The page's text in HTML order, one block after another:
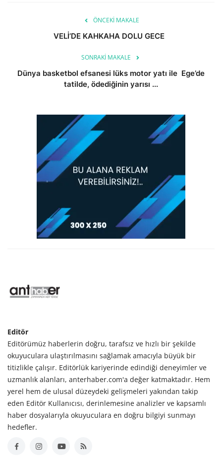
ÖNCEKI MAKALE
VELİ’DE KAHKAHA DOLU GECE
SONRAKI MAKALE
Dünya basketbol efsanesi lüks motor yatı ile Ege’de
tatilde, ödediğinin yarısı ...
Editör
Editörümüz haberlerin doğru, tarafsız ve hızlı bir şekilde
okuyuculara ulaştırılmasını sağlamak amacıyla büyük bir
titizlikle çalışır. Editörlük kariyerinde edindiği deneyimler ve
uzmanlık alanları, anterhaber.com'a değer katmaktadır. Hem
yerel hem de ulusal düzeydeki gelişmeleri yakından takip
eden Editör Kullanıcısı, derinlemesine analizler ve kapsamlı
haber dosyalarıyla okuyuculara en doğru bilgiyi sunmayı
hedefler.